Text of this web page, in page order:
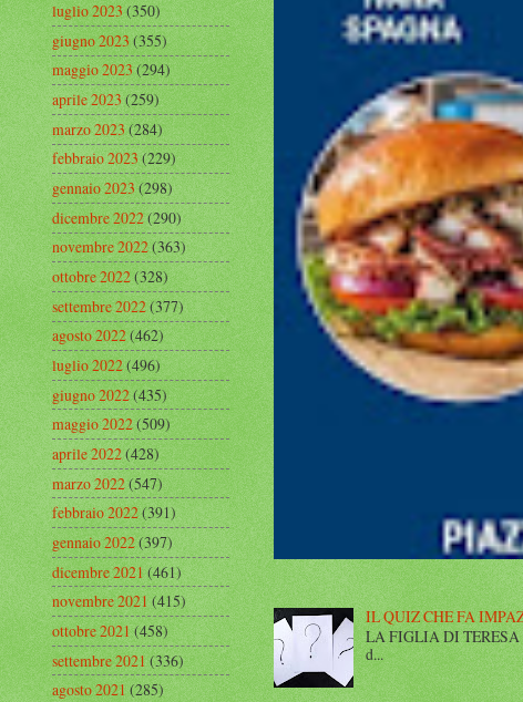
IL QUIZ CHE FA
LA FIGLIA DI TERESA
d...
luglio 2023(350)
giugno 2023(355)
maggio 2023(294)
aprile 2023(259)
marzo 2023(284)
febbraio 2023(229)
gennaio 2023(298)
dicembre 2022(290)
novembre 2022(363)
ottobre 2022(328)
settembre 2022(377)
agosto 2022(462)
luglio 2022(496)
giugno 2022(435)
maggio 2022(509)
aprile 2022(428)
marzo 2022(547)
febbraio 2022(391)
gennaio 2022(397)
dicembre 2021(461)
novembre 2021(415)
ottobre 2021(458)
settembre 2021(336)
agosto 2021(285)